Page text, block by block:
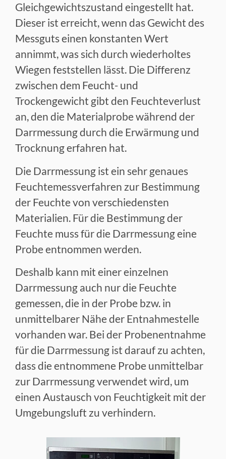
Gleichgewichtszustand eingestellt hat.
Dieser ist erreicht, wenn das Gewicht des
Messguts einen konstanten Wert
annimmt, was sich durch wiederholtes
Wiegen feststellen lässt. Die Differenz
zwischen dem Feucht- und
Trockengewicht gibt den Feuchteverlust
an, den die Materialprobe während der
Darrmessung durch die Erwärmung und
Trocknung erfahren hat.
Die Darrmessung ist ein sehr genaues
Feuchtemessverfahren zur Bestimmung
der Feuchte von verschiedensten
Materialien. Für die Bestimmung der
Feuchte muss für die Darrmessung eine
Probe entnommen werden.
Deshalb kann mit einer einzelnen
Darrmessung auch nur die Feuchte
gemessen, die in der Probe bzw. in
unmittelbarer Nähe der Entnahmestelle
vorhanden war. Bei der Probenentnahme
für die Darrmessung ist darauf zu achten,
dass die entnommene Probe unmittelbar
zur Darrmessung verwendet wird, um
einen Austausch von Feuchtigkeit mit der
Umgebungsluft zu verhindern.